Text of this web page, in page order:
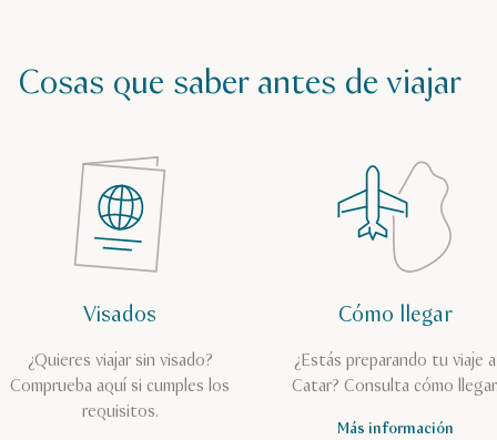
Cosas que saber antes de viajar
Visados
¿Quieres viajar sin visado?
Comprueba aquí si cumples los
requisitos.
Cómo llegar
¿Estás preparando tu viaje a
Catar? Consulta cómo
Más información